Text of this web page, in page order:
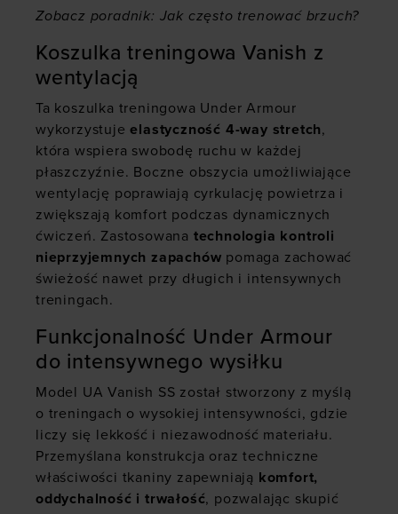
Zobacz poradnik: Jak często trenować brzuch?
Koszulka treningowa Vanish z
wentylacją
Ta koszulka treningowa Under Armour
wykorzystujeelastyczność 4-way stretch,
która wspiera swobodę ruchu w każdej
płaszczyźnie. Boczne obszycia umożliwiające
wentylację poprawiają cyrkulację powietrza i
zwiększają komfort podczas dynamicznych
ćwiczeń. Zastosowana technologia kontroli
nieprzyjemnych zapachów pomaga zachować
świeżość nawet przy długich i intensywnych
treningach.
Funkcjonalność Under Armour
do intensywnego wysiłku
Model UA Vanish SS został stworzony z myślą
o treningach o wysokiej intensywności, gdzie
liczy się lekkość i niezawodność materiału.
Przemyślana konstrukcja oraz techniczne
właściwości tkaniny zapewniają komfort,
oddychalność i trwałość, pozwalając skupić